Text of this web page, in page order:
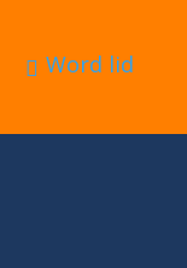
Word lid